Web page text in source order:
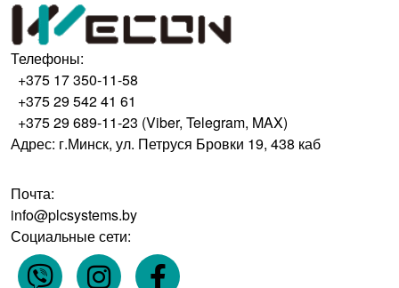
Телефоны:
+375 17 350-11-58
+375 29 542 41 61
+375 29 689-11-23 (Viber, Telegram, MAX)
Адрес: г.Минск, ул. Петруся Бровки 19, 438 каб
Почта:
info@plcsystems.by
Социальные сети: